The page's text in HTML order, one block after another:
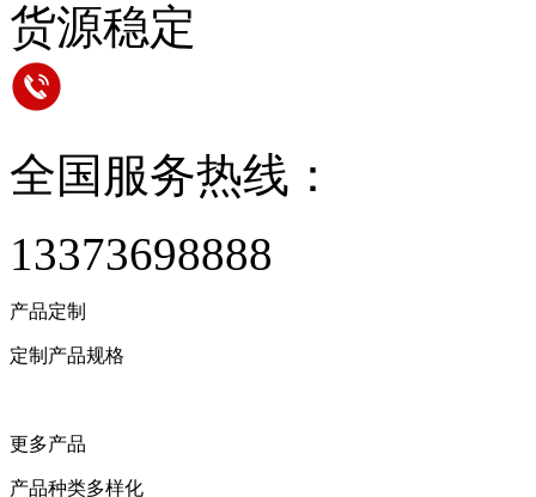
货源稳定
全国服务热线：
13373698888
产品定制
定制产品规格
更多产品
产品种类多样化